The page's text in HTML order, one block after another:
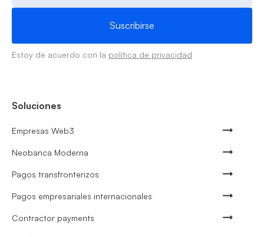
Estoy de acuerdo con la política de privacidad
Soluciones
Empresas Web3
Neobanca Moderna
Pagos transfronterizos
Pagos empresariales internacionales
Contractor payments